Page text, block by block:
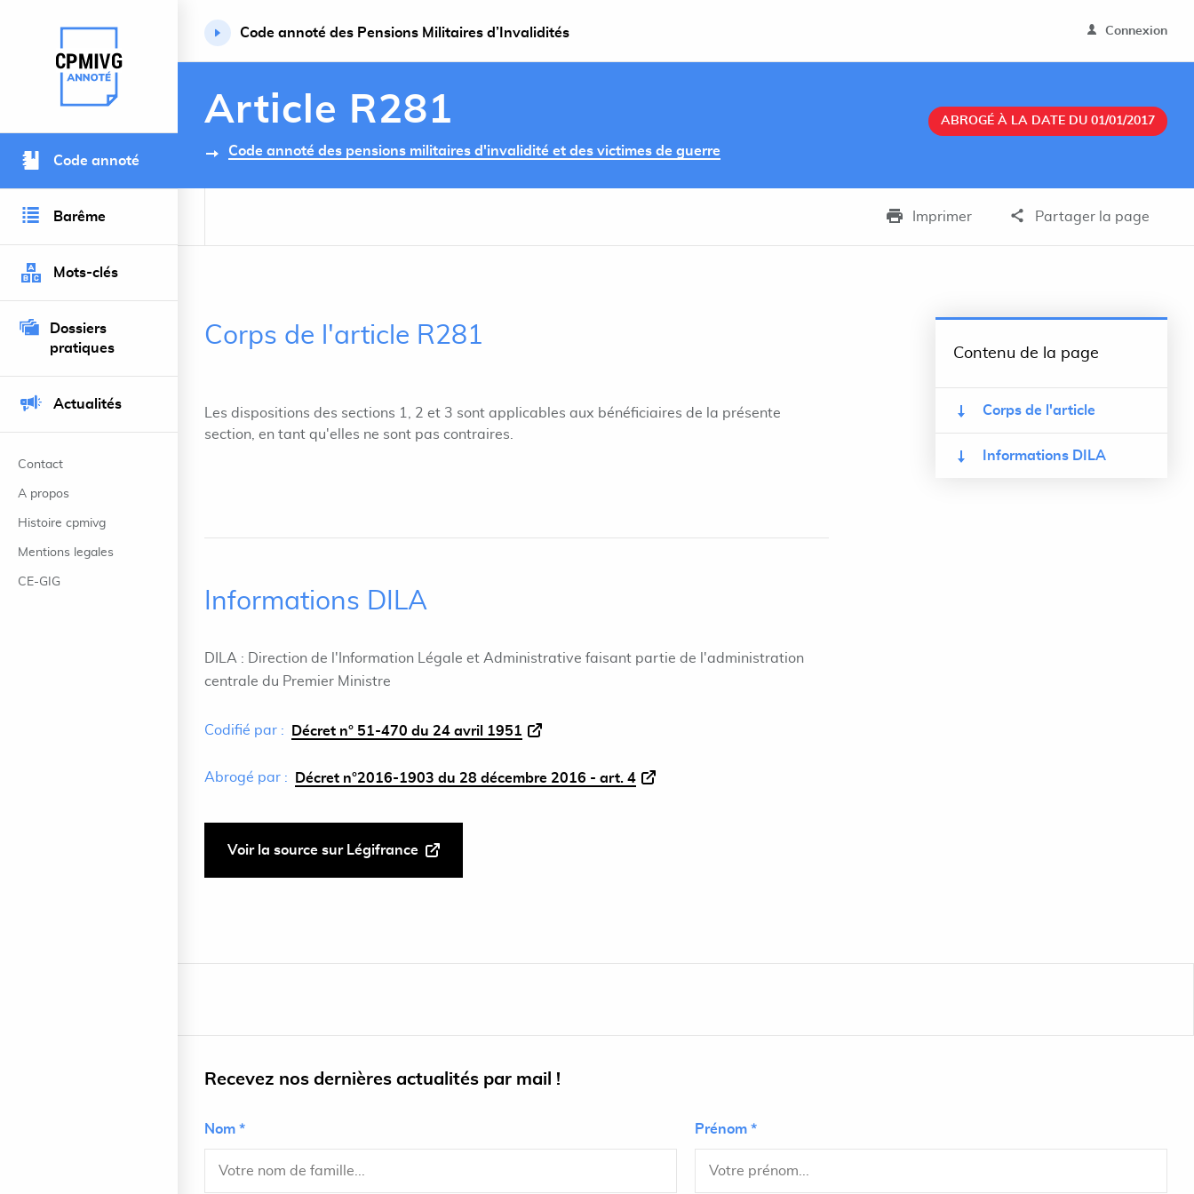
Retour à l’accueil du site
Code annoté
Barême
Mots-clés
Dossiers
pratiques
Actualités
Contact
A propos
Histoire cpmivg
Mentions legales
CE-GIG
Code annoté des Pensions Militaires d’Invalidités Connexion
Article R281
Code annoté des pensions militaires d'invalidité et des victimes de guerre
ABROGÉ À LA DATE DU 01/01/2017
Imprimer Partager la page
Corps de l'article R281
Les dispositions des sections 1, 2 et 3 sont applicables aux bénéficiaires de la présente
section, en tant qu'elles ne sont pas contraires.
Informations DILA
DILA : Direction de l'Information Légale et Administrative faisant partie de l'administration
centrale du Premier Ministre
Codifié par : Décret n° 51-470 du 24 avril 1951
Abrogé par : Décret n°2016-1903 du 28 décembre 2016 - art. 4
Voir la source sur Légifrance
Contenu de la page
Corps de l'article
Informations DILA
Recevez nos dernières actualités par mail !
Nom * Prénom *